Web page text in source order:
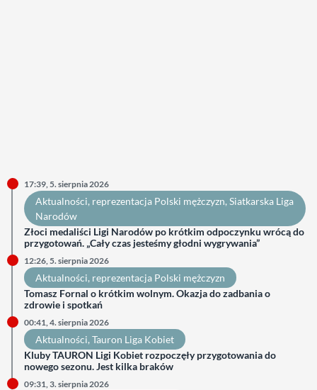
17:39, 5. sierpnia 2026
Aktualności, reprezentacja Polski mężczyzn, Siatkarska Liga
Narodów
Złoci medaliści Ligi Narodów po krótkim odpoczynku wrócą do
przygotowań. „Cały czas jesteśmy głodni wygrywania”
12:26, 5. sierpnia 2026
Aktualności, reprezentacja Polski mężczyzn
Tomasz Fornal o krótkim wolnym. Okazja do zadbania o
zdrowie i spotkań
00:41, 4. sierpnia 2026
Aktualności, Tauron Liga Kobiet
Kluby TAURON Ligi Kobiet rozpoczęły przygotowania do
nowego sezonu. Jest kilka braków
09:31, 3. sierpnia 2026